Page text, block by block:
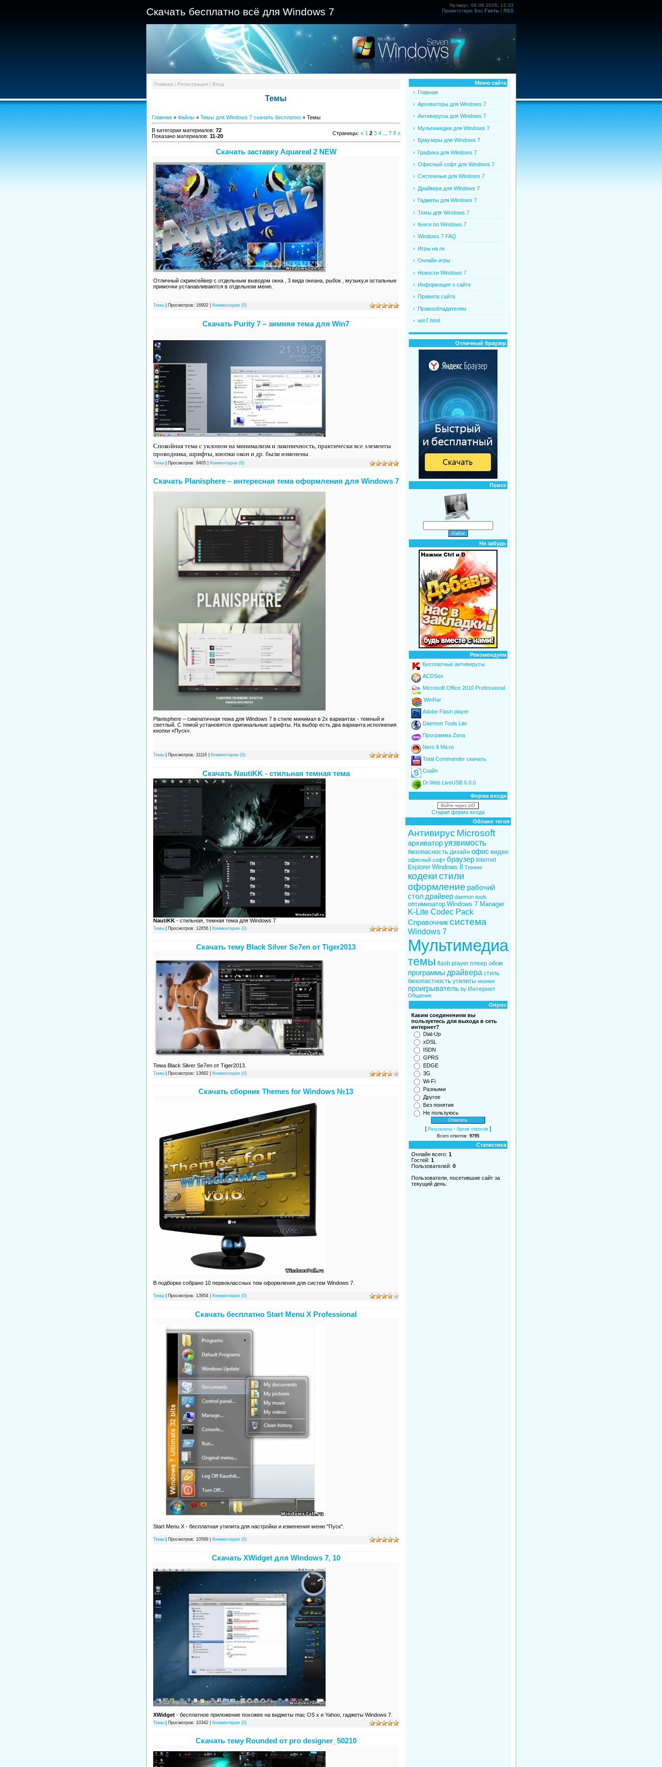
Четверг, 06.08.2026, 12:33
Приветствую Вас Гость| RSS
Скачать бесплатно всё для Windows 7
Главная| Регистрация| Вход
Темы
Главная» Файлы» Темы для Windows 7 скачать бесплатно» Темы
В категории материалов: 72
Показано материалов: 11-20 Страницы: « 1 2 3 4 7 8 »
Скачать заставку Aquareal 2 NEW
Отличный скринсейвер с отдельным выводом окна , 3 вида океана, рыбок , музыку,и остальные
примочки устанавливаются в отдельном меню.
Темы| Просмотров: 16902 | Комментарии (0)
Скачать Purity 7 – зимняя тема для Win7
Спокойная тема с уклоном на минимализм и лаконичность, практически все элементы
проводника, шрифты, кнопки окон и др. были изменены.
Темы| Просмотров: 8405 | Комментарии (0)
Скачать Planisphere – интересная тема оформления для Windows 7
Planisphere – симпатичная тема для Windows 7 в стиле минимал в 2х вариантах - темный и
светлый. С темой установятся оригинальные шрифты. На выбор есть два варианта исполнения
кнопки «Пуск».
Темы| Просмотров: 11116 | Комментарии (0)
Скачать NautiKK - стильная темная тема
NautiKK- стильная, темная тема для Windows 7
Темы| Просмотров: 12656 | Комментарии (0)
Скачать тему Black Silver Se7en от Tiger2013
Тема Black Silver Se7en от Tiger2013.
Темы| Просмотров: 13682 | Комментарии (0)
Скачать сборник Themes for Windows №13
В подборке собрано 10 первоклассных тем оформления для систем Windows 7.
Темы| Просмотров: 13954 | Комментарии (0)
Скачать бесплатно Start Menu X Professional
Start Menu X - бесплатная утилита для настройки и изменения меню "Пуск".
Темы| Просмотров: 10589 | Комментарии (0)
Скачать XWidget для Windows 7, 10
XWidget- бесплатное приложение похожее на виджеты mac OS x и Yahoo, гаджеты Windows 7.
Темы| Просмотров: 10342 | Комментарии (0)
Скачать тему Rounded от pro designer_50210
Меню сайта
Главная
Архиваторы для Windows 7
Антивирусы для Windows 7
Мультимедиа для Windows 7
Браузеры для Windows 7
Графика для Windows 7
Офисный софт для Windows 7
Системные для Windows 7
Драйвера для Windows 7
Гаджеты для Windows 7
Темы для Windows 7
Книги по Windows 7
Windows 7 FAQ
Игры на пк
Онлайн игры
Новости Windows 7
Информация о сайте
Правила сайта
Правообладателям
win7.html
Отличный браузер
Поиск
Не забудь
Рекомендуем
Бесплатные антивирусы
ACDSee
Microsoft Office 2010 Professional
WinRar
Adobe Flash player
Daemon Tools Lite
Программа Zona
Nero 8 Micro
Total Commander скачать
Скайп
Dr.Web LiveUSB 6.0.0
Форма входа
Войти через uID
Старая форма входа
Облако тегов
Антивирус Microsoft
архиватор уязвимость
безопасность дизайн офис видео
офисный софт браузер Internet
Explorer Windows 8 Тюнинг
кодекистили
оформление рабочий
стол драйвер daemon tools
оптимизатор Windows 7 Manager
K-Lite Codec Pack
Справочник система
Windows 7
Мультимедиа
темы flash player плеер обои
программы драйвера стиль
безопастность утилиты иконки
проигрыватель by Интернет
Общение
Опрос
Каким соединением вы
пользуетесь для выхода в сеть
интернет?
Dial-Up
xDSL
ISDN
GPRS
EDGE
3G
Wi-Fi
Разными
Другое
Без понятия
Не пользуюсь
[ Результаты· Архив опросов]
Всего ответов: 9795
Статистика
Онлайн всего: 1
Гостей: 1
Пользователей: 0
Пользователи, посетившие сайт за
текущий день: